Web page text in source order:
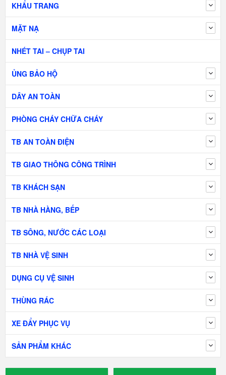
KHẨU TRANG
MẶT NẠ
NHÉT TAI – CHỤP TAI
ỦNG BẢO HỘ
DÂY AN TOÀN
PHÒNG CHÁY CHỮA CHÁY
TB AN TOÀN ĐIỆN
TB GIAO THÔNG CÔNG TRÌNH
TB KHÁCH SẠN
TB NHÀ HÀNG, BẾP
TB SÔNG, NƯỚC CÁC LOẠI
TB NHÀ VỆ SINH
DỤNG CỤ VỆ SINH
THÙNG RÁC
XE ĐẨY PHỤC VỤ
SẢN PHẨM KHÁC